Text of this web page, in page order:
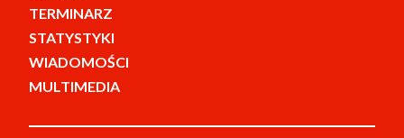
TERMINARZ
STATYSTYKI
WIADOMOŚCI
MULTIMEDIA